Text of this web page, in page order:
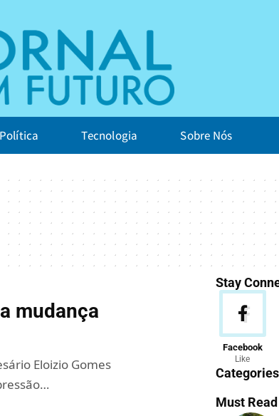
Política Tecnologia Sobre Nós
mudança
Eloizio Gomes
Stay
Facebook
Like
Categories
Must Read